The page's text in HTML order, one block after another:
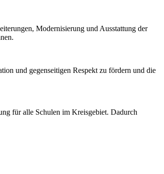
Modernisierung und Ausstattung der
und gegenseitigen Respekt zu fördern und die
für alle Schulen im Kreisgebiet. Dadurch